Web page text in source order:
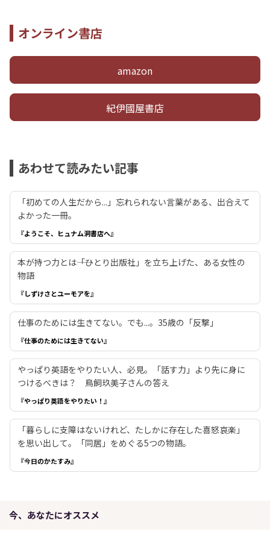
オンライン書店
amazon
紀伊國屋書店
あわせて読みたい記事
「初めての人生だから...」忘れられない言葉がある、出合えて
よかった一冊。
『ようこそ、ヒュナム洞書店へ』
本が持つ力とは――「ひとり出版社」を立ち上げた、ある女性の
物語
『しずけさとユーモアを』
仕事のためには生きてない。でも...。35歳の「反撃」
『仕事のためには生きてない』
やっぱり英語をやりたい人、必見。「話す力」より先に身に
つけるべきは？ 鳥飼玖美子さんの答え
『やっぱり英語をやりたい！』
「暮らしに支障はないけれど、たしかに存在した喜怒哀楽」
を思い出して。「同居」をめぐる5つの物語。
『今日のかたすみ』
今、あなたにオススメ